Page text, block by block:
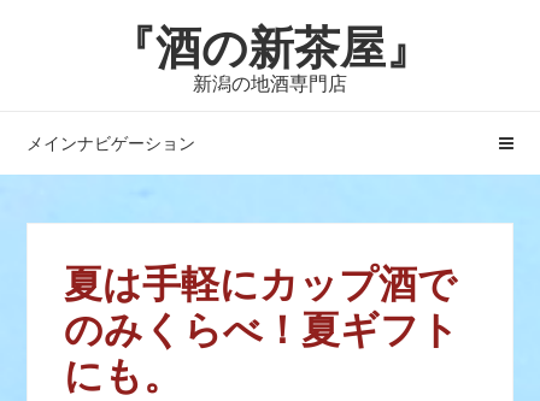
シ
ョ
ツ
へ
『酒の新茶屋』
新潟の地酒専門店
メインナビゲーション
夏は手軽にカップ酒で
のみくらべ！夏ギフト
にも。